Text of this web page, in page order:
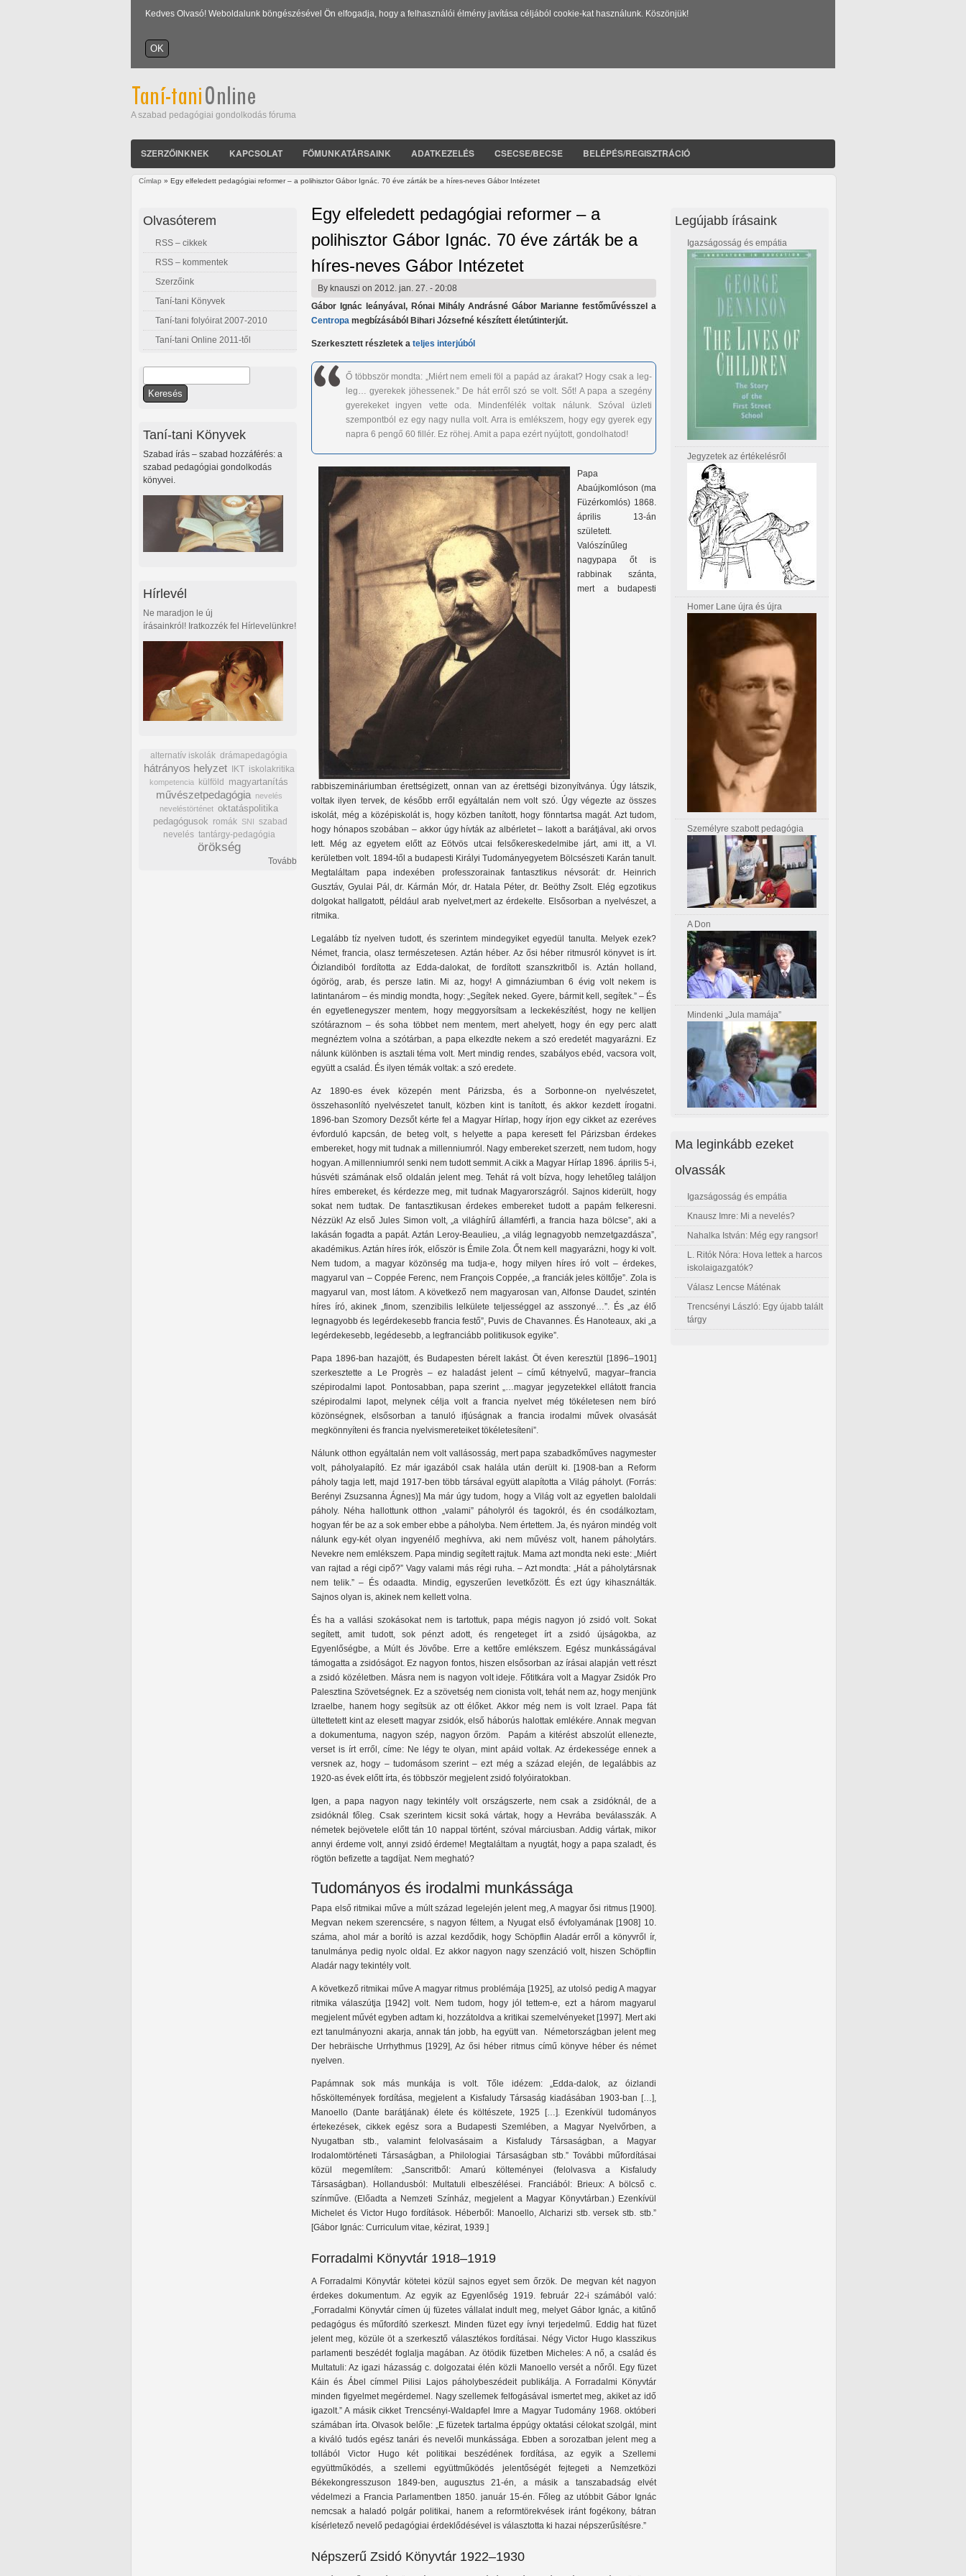
Kedves Olvasó! Weboldalunk böngészésével Ön elfogadja, hogy a felhasználói élmény javítása céljából cookie-kat használunk. Köszönjük!
A szabad pedagógiai gondolkodás fóruma
SZERZŐINKNEK KAPCSOLAT FŐMUNKATÁRSAINK ADATKEZELÉS CSECSE/BECSE BELÉPÉS/REGISZTRÁCIÓ
Címlap » Egy elfeledett pedagógiai reformer – a polihisztor Gábor Ignác. 70 éve zárták be a híres-neves Gábor Intézetet
Egy elfeledett pedagógiai reformer – a
polihisztor Gábor Ignác. 70 éve zárták be a
híres-neves Gábor Intézetet
By knauszi on 2012. jan. 27. - 20:08
Gábor Ignác leányával, Rónai Mihály Andrásné Gábor Marianne festőművésszel a
Centropa megbízásából Bihari Józsefné készített életútinterjút.
Szerkesztett részletek a teljes interjúból
Ő többször mondta: „Miért nem emeli föl a papád az árakat? Hogy csak a leg-
leg… gyerekek jöhessenek.” De hát erről szó se volt. Sőt! A papa a szegény
gyerekeket ingyen vette oda. Mindenfélék voltak nálunk. Szóval üzleti
szempontból ez egy nagy nulla volt. Arra is emlékszem, hogy egy gyerek egy
napra 6 pengő 60 fillér. Ez röhej. Amit a papa ezért nyújtott, gondolhatod!
Papa
Abaújkomlóson (ma
Füzérkomlós) 1868.
április 13-án
született.
Valószínűleg
nagypapa őt is
rabbinak szánta,
mert a budapesti
rabbiszemináriumban érettségizett, onnan van az érettségi bizonyítványa. Úgy látszik,
voltak ilyen tervek, de később erről egyáltalán nem volt szó. Úgy végezte az összes
iskolát, még a középiskolát is, hogy közben tanított, hogy fönntartsa magát. Azt tudom,
hogy hónapos szobában – akkor úgy hívták az albérletet – lakott a barátjával, aki orvos
lett. Még az egyetem előtt az Eötvös utcai felsőkereskedelmibe járt, ami itt, a VI.
kerületben volt. 1894-től a budapesti Királyi Tudományegyetem Bölcsészeti Karán tanult.
Megtaláltam papa indexében professzorainak fantasztikus névsorát: dr. Heinrich
Gusztáv, Gyulai Pál, dr. Kármán Mór, dr. Hatala Péter, dr. Beöthy Zsolt. Elég egzotikus
dolgokat hallgatott, például arab nyelvet,mert az érdekelte. Elsősorban a nyelvészet, a
ritmika.
Legalább tíz nyelven tudott, és szerintem mindegyiket egyedül tanulta. Melyek ezek?
Német, francia, olasz természetesen. Aztán héber. Az ősi héber ritmusról könyvet is írt.
Óizlandiból fordította az Edda-dalokat, de fordított szanszkritből is. Aztán holland,
ógörög, arab, és persze latin. Mi az, hogy! A gimnáziumban 6 évig volt nekem is
latintanárom – és mindig mondta, hogy: „Segítek neked. Gyere, bármit kell, segítek.” – És
én egyetlenegyszer mentem, hogy meggyorsítsam a leckekészítést, hogy ne kelljen
szótáraznom – és soha többet nem mentem, mert ahelyett, hogy én egy perc alatt
megnéztem volna a szótárban, a papa elkezdte nekem a szó eredetét magyarázni. Ez
nálunk különben is asztali téma volt. Mert mindig rendes, szabályos ebéd, vacsora volt,
együtt a család. És ilyen témák voltak: a szó eredete.
Az 1890-es évek közepén ment Párizsba, és a Sorbonne-on nyelvészetet,
összehasonlító nyelvészetet tanult, közben kint is tanított, és akkor kezdett írogatni.
1896-ban Szomory Dezsőt kérte fel a Magyar Hírlap, hogy írjon egy cikket az ezeréves
évforduló kapcsán, de beteg volt, s helyette a papa keresett fel Párizsban érdekes
embereket, hogy mit tudnak a millenniumról. Nagy embereket szerzett, nem tudom, hogy
hogyan. A millenniumról senki nem tudott semmit. A cikk a Magyar Hírlap 1896. április 5-i,
húsvéti számának első oldalán jelent meg. Tehát rá volt bízva, hogy lehetőleg találjon
híres embereket, és kérdezze meg, mit tudnak Magyarországról. Sajnos kiderült, hogy
sokat nem tudtak. De fantasztikusan érdekes embereket tudott a papám felkeresni.
Nézzük! Az első Jules Simon volt, „a világhírű államférfi, a francia haza bölcse”, aki a
lakásán fogadta a papát. Aztán Leroy-Beaulieu, „a világ legnagyobb nemzetgazdásza”,
akadémikus. Aztán híres írók, először is Émile Zola. Őt nem kell magyarázni, hogy ki volt.
Nem tudom, a magyar közönség ma tudja-e, hogy milyen híres író volt – érdekes,
magyarul van – Coppée Ferenc, nem François Coppée, „a franciák jeles költője”. Zola is
magyarul van, most látom. A következő nem magyarosan van, Alfonse Daudet, szintén
híres író, akinek „finom, szenzibilis lelkülete teljességgel az asszonyé…”. És „az élő
legnagyobb és legérdekesebb francia festő”, Puvis de Chavannes. És Hanoteaux, aki „a
legérdekesebb, legédesebb, a legfranciább politikusok egyike”.
Papa 1896-ban hazajött, és Budapesten bérelt lakást. Öt éven keresztül [1896–1901]
szerkesztette a Le Progrès – ez haladást jelent – című kétnyelvű, magyar–francia
szépirodalmi lapot. Pontosabban, papa szerint „…magyar jegyzetekkel ellátott francia
szépirodalmi lapot, melynek célja volt a francia nyelvet még tökéletesen nem bíró
közönségnek, elsősorban a tanuló ifjúságnak a francia irodalmi művek olvasását
megkönnyíteni és francia nyelvismereteiket tökéletesíteni”.
Nálunk otthon egyáltalán nem volt vallásosság, mert papa szabadkőműves nagymester
volt, páholyalapító. Ez már igazából csak halála után derült ki. [1908-ban a Reform
páholy tagja lett, majd 1917-ben több társával együtt alapította a Világ páholyt. (Forrás:
Berényi Zsuzsanna Ágnes)] Ma már úgy tudom, hogy a Világ volt az egyetlen baloldali
páholy. Néha hallottunk otthon „valami” páholyról és tagokról, és én csodálkoztam,
hogyan fér be az a sok ember ebbe a páholyba. Nem értettem. Ja, és nyáron mindég volt
nálunk egy-két olyan ingyenélő meghívva, aki nem művész volt, hanem páholytárs.
Nevekre nem emlékszem. Papa mindig segített rajtuk. Mama azt mondta neki este: „Miért
van rajtad a régi cipő?” Vagy valami más régi ruha. – Azt mondta: „Hát a páholytársnak
nem telik.” – És odaadta. Mindig, egyszerűen levetkőzött. És ezt úgy kihasználták.
Sajnos olyan is, akinek nem kellett volna.
És ha a vallási szokásokat nem is tartottuk, papa mégis nagyon jó zsidó volt. Sokat
segített, amit tudott, sok pénzt adott, és rengeteget írt a zsidó újságokba, az
Egyenlőségbe, a Múlt és Jövőbe. Erre a kettőre emlékszem. Egész munkásságával
támogatta a zsidóságot. Ez nagyon fontos, hiszen elsősorban az írásai alapján vett részt
a zsidó közéletben. Másra nem is nagyon volt ideje. Főtitkára volt a Magyar Zsidók Pro
Palesztina Szövetségnek. Ez a szövetség nem cionista volt, tehát nem az, hogy menjünk
Izraelbe, hanem hogy segítsük az ott élőket. Akkor még nem is volt Izrael. Papa fát
ültettetett kint az elesett magyar zsidók, első háborús halottak emlékére. Annak megvan
a dokumentuma, nagyon szép, nagyon őrzöm.
Papám a kitérést abszolút ellenezte,
verset is írt erről, címe: Ne légy te olyan, mint apáid voltak. Az érdekessége ennek a
versnek az, hogy – tudomásom szerint – ezt még a század elején, de legalábbis az
1920-as évek előtt írta, és többször megjelent zsidó folyóiratokban.
Igen, a papa nagyon nagy tekintély volt országszerte, nem csak a zsidóknál, de a
zsidóknál főleg. Csak szerintem kicsit soká vártak, hogy a Hevrába beválasszák. A
németek bejövetele előtt tán 10 nappal történt, szóval márciusban. Addig vártak, mikor
annyi érdeme volt, annyi zsidó érdeme! Megtaláltam a nyugtát, hogy a papa szaladt, és
rögtön befizette a tagdíjat. Nem megható?
Tudományos és irodalmi munkássága
Papa első ritmikai műve a múlt század legelején jelent meg, A magyar ősi ritmus [1900].
Megvan nekem szerencsére, s nagyon féltem, a Nyugat első évfolyamának [1908] 10.
száma, ahol már a borító is azzal kezdődik, hogy Schöpflin Aladár erről a könyvről ír,
tanulmánya pedig nyolc oldal. Ez akkor nagyon nagy szenzáció volt, hiszen Schöpflin
Aladár nagy tekintély volt.
A következő ritmikai műve A magyar ritmus problémája [1925], az utolsó pedig A magyar
ritmika válaszútja [1942] volt. Nem tudom, hogy jól tettem-e, ezt a három magyarul
megjelent művét egyben adtam ki, hozzátoldva a kritikai szemelvényeket [1997]. Mert aki
ezt tanulmányozni akarja, annak tán jobb, ha együtt van.
Németországban jelent meg
Der hebräische Urrhythmus [1929], Az ősi héber ritmus című könyve héber és német
nyelven.
Papámnak sok más munkája is volt. Tőle idézem: „Edda-dalok, az óizlandi
hősköltemények fordítása, megjelent a Kisfaludy Társaság kiadásában 1903-ban […],
Manoello (Dante barátjának) élete és költészete, 1925 […]. Ezenkívül tudományos
értekezések, cikkek egész sora a Budapesti Szemlében, a Magyar Nyelvőrben, a
Nyugatban stb., valamint felolvasásaim a Kisfaludy Társaságban, a Magyar
Irodalomtörténeti Társaságban, a Philologiai Társaságban stb.” További műfordításai
közül megemlítem: „Sanscritből: Amarú költeményei (felolvasva a Kisfaludy
Társaságban). Hollandusból: Multatuli elbeszélései. Franciából: Brieux: A bölcső c.
színműve. (Előadta a Nemzeti Színház, megjelent a Magyar Könyvtárban.) Ezenkívül
Michelet és Victor Hugo fordítások. Héberből: Manoello, Alcharizi stb. versek stb. stb.”
[Gábor Ignác: Curriculum vitae, kézirat, 1939.]
Forradalmi Könyvtár 1918–1919
A Forradalmi Könyvtár kötetei közül sajnos egyet sem őrzök. De megvan két nagyon
érdekes dokumentum. Az egyik az Egyenlőség 1919. február 22-i számából való:
„Forradalmi Könyvtár címen új füzetes vállalat indult meg, melyet Gábor Ignác, a kitűnő
pedagógus és műfordító szerkeszt. Minden füzet egy ívnyi terjedelmű. Eddig hat füzet
jelent meg, közüle öt a szerkesztő választékos fordításai. Négy Victor Hugo klasszikus
parlamenti beszédét foglalja magában. Az ötödik füzetben Micheles: A nő, a család és
Multatuli: Az igazi házasság c. dolgozatai élén közli Manoello versét a nőről. Egy füzet
Káin és Ábel címmel Pilisi Lajos páholybeszédeit publikálja. A Forradalmi Könyvtár
minden figyelmet megérdemel. Nagy szellemek felfogásával ismertet meg, akiket az idő
igazolt.” A másik cikket Trencsényi-Waldapfel Imre a Magyar Tudomány 1968. októberi
számában írta. Olvasok belőle: „E füzetek tartalma éppúgy oktatási célokat szolgál, mint
a kiváló tudós egész tanári és nevelői munkássága. Ebben a sorozatban jelent meg a
tollából Victor Hugo két politikai beszédének fordítása, az egyik a Szellemi
együttműködés, a szellemi együttműködés jelentőségét fejtegeti a Nemzetközi
Békekongresszuson 1849-ben, augusztus 21-én, a másik a tanszabadság elvét
védelmezi a Francia Parlamentben 1850. január 15-én. Főleg az utóbbit Gábor Ignác
nemcsak a haladó polgár politikai, hanem a reformtörekvések iránt fogékony, bátran
kísérletező nevelő pedagógiai érdeklődésével is választotta ki hazai népszerűsítésre.”
Népszerű Zsidó Könyvtár 1922–1930
Olvasóterem
RSS – cikkek
RSS – kommentek
Szerzőink
Taní-tani Könyvek
Taní-tani folyóirat 2007-2010
Taní-tani Online 2011-től
Keresés űrlap
Taní-tani Könyvek
Szabad írás – szabad hozzáférés: a
szabad pedagógiai gondolkodás
könyvei.
Hírlevél
Ne maradjon le új
írásainkról! Iratkozzék fel Hírlevelünkre!
alternatív iskolák drámapedagógia
hátrányos helyzet IKT iskolakritika
kompetencia külföld magyartanítás
művészetpedagógia
nevelés
neveléstörténet oktatáspolitika
pedagógusok romák SNI szabad
nevelés tantárgy-pedagógia
örökség
Tovább
Legújabb írásaink
Igazságosság és empátia
Jegyzetek az értékelésről
Homer Lane újra és újra
Személyre szabott pedagógia
A Don
Mindenki „Jula mamája”
Ma leginkább ezeket
olvassák
Igazságosság és empátia
Knausz Imre: Mi a nevelés?
Nahalka István: Még egy rangsor!
L. Ritók Nóra: Hova lettek a harcos
iskolaigazgatók?
Válasz Lencse Máténak
Trencsényi László: Egy újabb talált
tárgy